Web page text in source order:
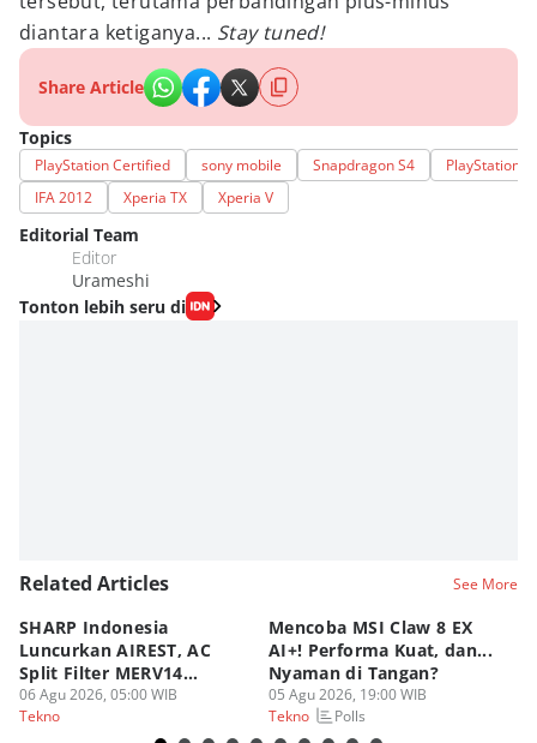
diantara ketiganya... Stay tuned!
Share Article
Topics
PlayStation Certified sony mobile Snapdragon S4
PlayStation
IFA 2012
Xperia TX Xperia V
Editorial Team
Editor
Urameshi
Tonton lebih seru di
Related Articles See More
SHARP Indonesia
Luncurkan AIREST, AC
Split Filter MERV14
Perdana!
06 Agu 2026, 05:00 WIB
Tekno
Mencoba MSI Claw 8 EX
AI+! Performa Kuat, dan...
Nyaman di Tangan?
05 Agu 2026, 19:00 WIB
Tekno
Polls